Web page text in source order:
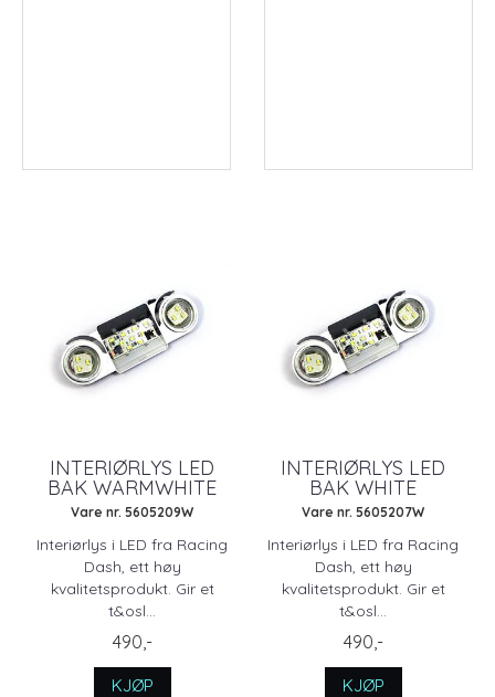
INTERIØRLYS LED
BAK WARMWHITE
Vare nr. 5605209W
Interiørlys i LED fra Racing
Dash, ett høy
kvalitetsprodukt. Gir et
t&osl...
490,-
KJØP
INTERIØRLYS LED
BAK WHITE
Vare nr. 5605207W
Interiørlys i LED fra Racing
Dash, ett høy
kvalitetsprodukt. Gir et
t&osl...
490,-
KJØP